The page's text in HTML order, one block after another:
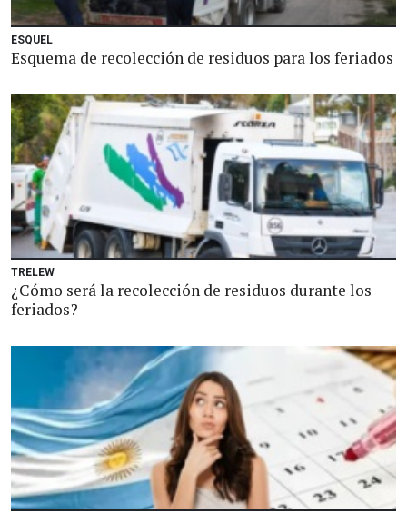
ESQUEL
Esquema de recolección de residuos para los feriados
TRELEW
¿Cómo será la recolección de residuos durante los
feriados?